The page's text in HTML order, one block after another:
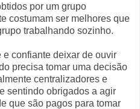
por um grupo
costumam ser melhores que
trabalhando sozinho.
e confiante deixar de ouvir
precisa tomar uma decisão
centralizadores e
sentindo obrigados a agir
que são pagos para tomar